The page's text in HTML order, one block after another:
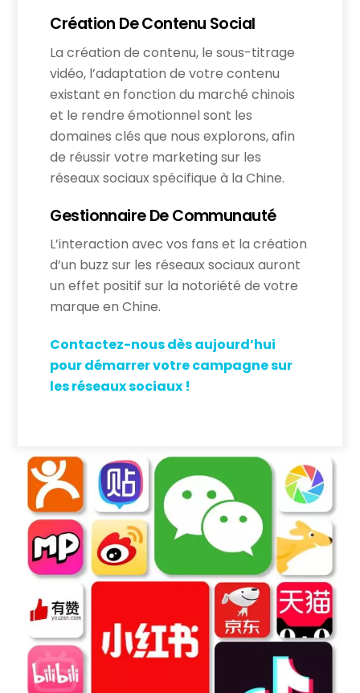
Création De Contenu Social
La création de contenu, le sous-titrage
vidéo, l’adaptation de votre contenu
existant en fonction du marché chinois
et le rendre émotionnel sont les
domaines clés que nous explorons, afin
de réussir votre marketing sur les
réseaux sociaux spécifique à la Chine.
Gestionnaire De Communauté
L’interaction avec vos fans et la création
d’un buzz sur les réseaux sociaux auront
un effet positif sur la notoriété de votre
marque en Chine.
Contactez-nous dès aujourd’hui
pour démarrer votre campagne sur
les réseaux sociaux !